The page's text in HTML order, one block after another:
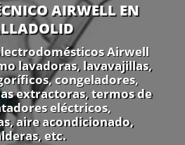
AIRWELL EN
Airwell
lavadoras, lavavajillas,
congeladores,
extractoras, termos de
eléctricos,
aire acondicionado,
etc.